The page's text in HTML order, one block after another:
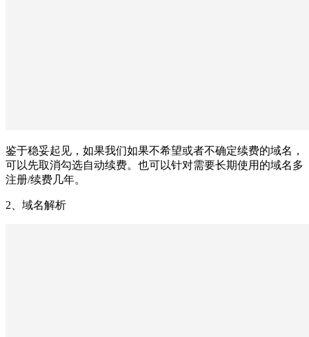
鉴于稳妥起见，如果我们如果不希望或者不确定续费的域名，
可以先取消勾选自动续费。也可以针对需要长期使用的域名多
注册/续费几年。
2、域名解析